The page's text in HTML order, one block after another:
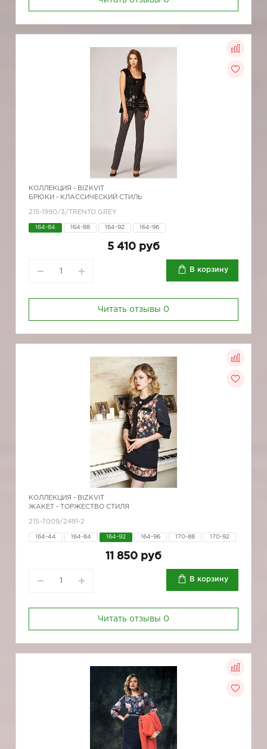
КОЛЛЕКЦИЯ - BIZKVIT
БРЮКИ - КЛАССИЧЕСКИЙ СТИЛЬ
215-1990/3/TRENTO GREY
164-84 164-88 164-92 164-96
5 410 руб
В корзину
Читать отзывы 0
КОЛЛЕКЦИЯ - BIZKVIT
ЖАКЕТ - ТОРЖЕСТВО СТИЛЯ
215-7009/2491-2
164-44 164-84 164-92 164-96 170-88 170-92
11 850 руб
В корзину
Читать отзывы 0